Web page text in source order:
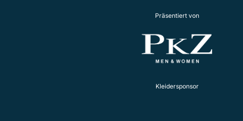
Präsentiert von
Kleidersponsor